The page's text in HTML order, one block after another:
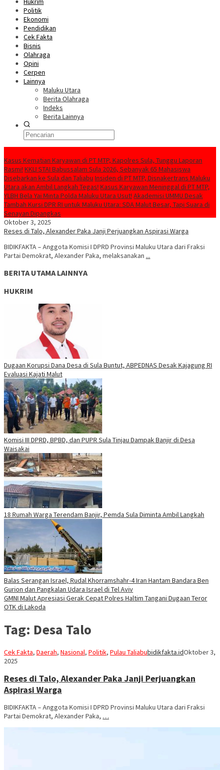
Politik
Ekonomi
Pendidikan
Cek Fakta
Bisnis
Olahraga
Opini
Cerpen
Lainnya
Maluku Utara
Berita Olahraga
Indeks
Berita Lainnya
Kasus Kematian Karyawan di PT MTP, Kapolres Sula, Tunggu Laporan
Rasmi! KKLI STAI Babussalam Sula 2026, Sebanyak 65 Mahasiswa
Disebarkan ke Sula dan Taliabu Insiden di PT MTP, Disnakertrans Maluku
Utara akan Ambil Langkah Tegas! Kasus Karyawan Meninggal di PT MTP,
YLBH Bela Yai Minta Polda Maluku Utara Usut! Akademisi UMMU Desak
Tambah Kursi DPR RI untuk Maluku Utara: SDA Malut Besar, Tapi Suara di
Senayan Dipangkas
Oktober 3, 2025
Reses di Talo, Alexander Paka Janji Perjuangkan Aspirasi Warga
BIDIKFAKTA – Anggota Komisi I DPRD Provinsi Maluku Utara dari Fraksi
Partai Demokrat, Alexander Paka, melaksanakan ...
BERITA UTAMA LAINNYA
HUKRIM
Dugaan Korupsi Dana Desa di Sula Buntut, ABPEDNAS Desak Kajagung RI
Evaluasi Kajati Malut
Komisi III DPRD, BPBD, dan PUPR Sula Tinjau Dampak Banjir di Desa
Waisakai
18 Rumah Warga Terendam Banjir, Pemda Sula Diminta Ambil Langkah
Balas Serangan Israel, Rudal Khorramshahr-4 Iran Hantam Bandara Ben
Gurion dan Pangkalan Udara Israel di Tel Aviv
GMNI Malut Apresiasi Gerak Cepat Polres Haltim Tangani Dugaan Teror
OTK di Lakoda
Tag: Desa Talo
Cek Fakta, Daerah, Nasional, Politik, Pulau Taliabubidikfakta.idOktober 3,
2025
Reses di Talo, Alexander Paka Janji Perjuangkan
Aspirasi Warga
BIDIKFAKTA – Anggota Komisi I DPRD Provinsi Maluku Utara dari Fraksi
Partai Demokrat, Alexander Paka, …